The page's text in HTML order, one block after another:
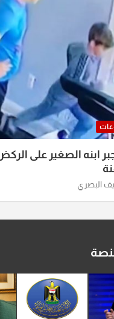
ابنه الصغير على
البصري